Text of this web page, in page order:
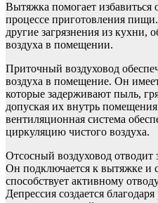
Вытяжка помогает избавиться
процессе приготовления
другие загрязнения из кухни,
воздуха в помещении.
Приточный воздуховод
воздуха в помещение. Он
которые задерживают пыль,
допуская их внутрь
вентиляционная система
циркуляцию чистого воздуха.
Отсосный воздуховод отводит
Он подключается к вытяжке и
способствует активному
Депрессия создается